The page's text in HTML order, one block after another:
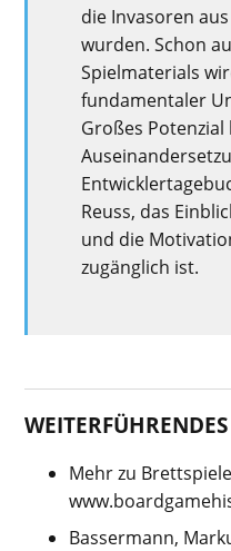
die Invasoren
wurden. Schon
Spielmaterials
fundamentaler
Großes
Reuss, das
und die
zugänglich ist.
Mehr zu
Bassermann,